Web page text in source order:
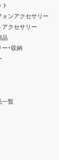
ンアクセサリー
クセサリー
品
・収納
覧